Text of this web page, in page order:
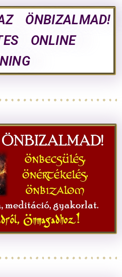
ÖNBIZALMAD!
ONLINE